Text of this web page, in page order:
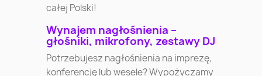
całej Polski!
Wynajem nagłośnienia –
głośniki, mikrofony, zestawy DJ
Potrzebujesz nagłośnienia na imprezę,
konferencję lub wesele? Wypożyczamy